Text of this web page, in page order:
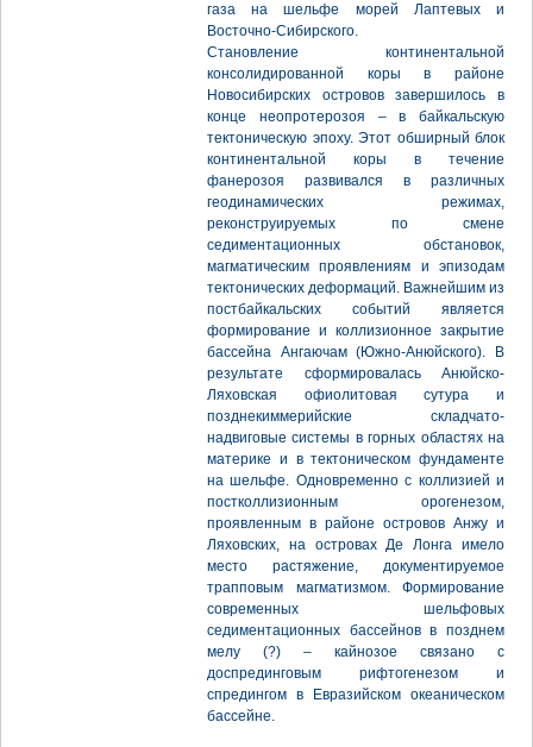
газа на шельфе морей Лаптевых и
Восточно-Сибирского.
Становление континентальной
консолидированной коры в районе
Новосибирских островов завершилось в
конце неопротерозоя – в байкальскую
тектоническую эпоху. Этот обширный блок
континентальной коры в течение
фанерозоя развивался в различных
геодинамических режимах,
реконструируемых по смене
седиментационных обстановок,
магматическим проявлениям и эпизодам
тектонических деформаций. Важнейшим из
постбайкальских событий является
формирование и коллизионное закрытие
бассейна Ангаючам (Южно-Анюйского). В
результате сформировалась Анюйско-
Ляховская офиолитовая сутура и
позднекиммерийские складчато-
надвиговые системы в горных областях на
материке и в тектоническом фундаменте
на шельфе. Одновременно с коллизией и
постколлизионным орогенезом,
проявленным в районе островов Анжу и
Ляховских, на островах Де Лонга имело
место растяжение, документируемое
трапповым магматизмом. Формирование
современных шельфовых
седиментационных бассейнов в позднем
мелу (?) – кайнозое связано с
доспрединговым рифтогенезом и
спредингом в Евразийском океаническом
бассейне.